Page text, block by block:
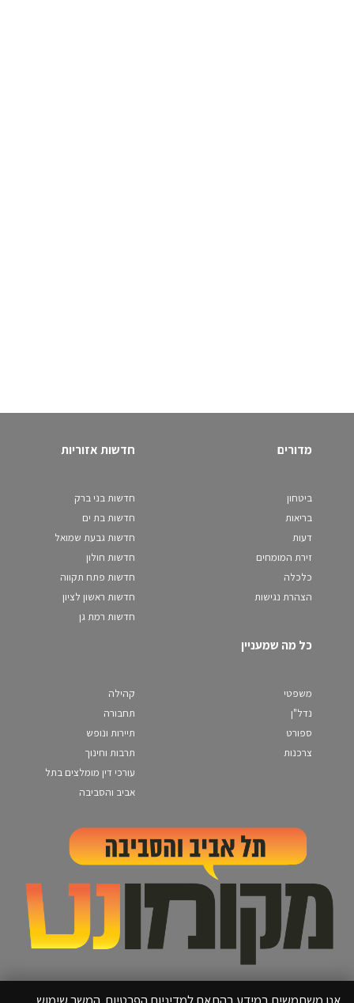
מדורים
ביטחון
בריאות
דעות
זירת המומחים
כלכלה
הצהרת נגישות
חדשות אזוריות
חדשות בני ברק
חדשות בת ים
חדשות גבעת שמואל
חדשות חולון
חדשות פתח תקווה
חדשות ראשון לציון
חדשות רמת גן
כל מה שמעניין
משפטי
נדל"ן
ספורט
צרכנות
קהילה
תחבורה
תיירות ונופש
תרבות וחינוך
עורכי דין מומלצים בתל
אביב והסביבה